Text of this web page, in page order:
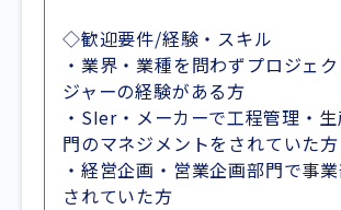
◇歓迎要件/経験・スキル
・業界・業種を問わずプロジェ
ジャーの経験がある方
・SIer・メーカーで工程管理・
門のマネジメントをされていた方
・経営企画・営業企画部門で事
されていた方